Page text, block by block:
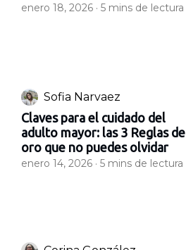
enero 18, 2026 · 5 mins de lectura
Sofia Narvaez
Claves para el cuidado del
adulto mayor: las 3 Reglas de
oro que no puedes olvidar
enero 14, 2026 · 5 mins de lectura